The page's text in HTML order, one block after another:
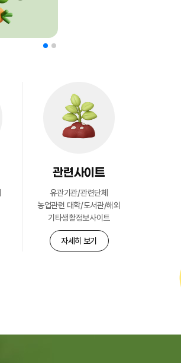
관련사이트
유관기관/관련단체
농업관련 대학/도서관/해외
기타생활정보사이트
자세히 보기